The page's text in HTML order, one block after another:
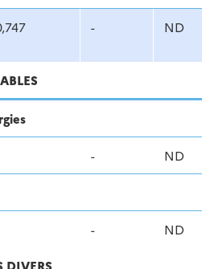
- ND
- ND
- ND
DIVERS